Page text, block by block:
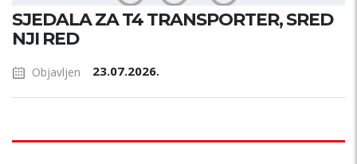
SJEDALA ZA T4 TRANSPORTER, SRED
NJI RED
Objavljen 23.07.2026.